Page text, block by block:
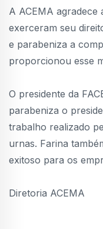
A ACEMA agradece
exerceram seu
e parabeniza a
proporcionou esse
O presidente da
parabeniza o
trabalho realizado
urnas. Farina
exitoso para os
Diretoria ACEMA